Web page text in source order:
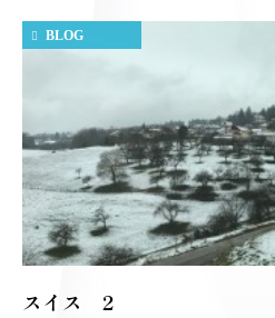
BLOG
スイス 2